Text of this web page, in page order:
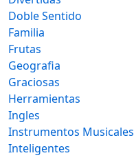
Doble Sentido
Familia
Frutas
Geografia
Graciosas
Herramientas
Ingles
Instrumentos Musicales
Inteligentes